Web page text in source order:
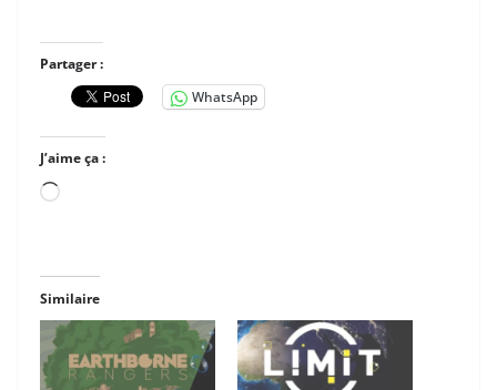
Partager :
WhatsApp
J’aime ça :
Chargement…
Similaire